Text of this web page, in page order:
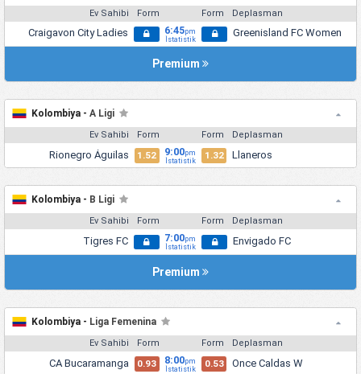
Ev Sahibi Form Form Deplasman
Craigavon City Ladies 6:45pm
İstatistik
Greenisland FC Women
Premium
Kolombiya - A Ligi
Ev Sahibi Form Form Deplasman
Rionegro Águilas 1.52 9:00pm
İstatistik
1.32 Llaneros
Kolombiya - B Ligi
Ev Sahibi Form Form Deplasman
Tigres FC 7:00pm
İstatistik
Envigado FC
Premium
Kolombiya - Liga Femenina
Ev Sahibi Form Form Deplasman
CA Bucaramanga 0.93 8:00pm
İstatistik
0.53 Once Caldas W